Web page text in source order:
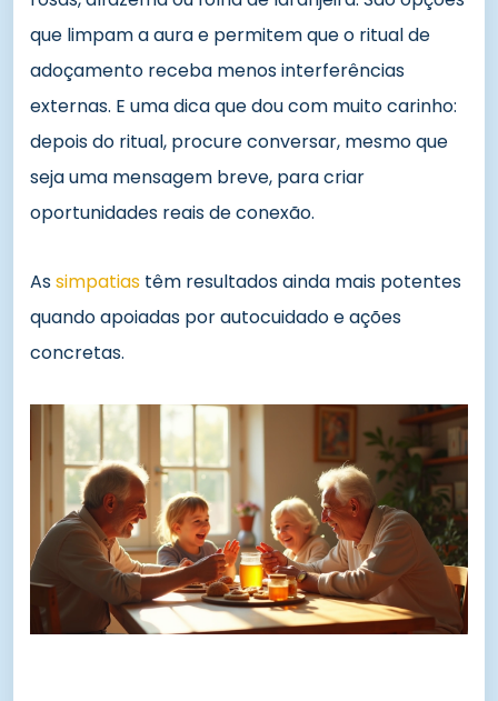
que limpam a aura e permitem que o ritual de
adoçamento receba menos interferências
externas. E uma dica que dou com muito carinho:
depois do ritual, procure conversar, mesmo que
seja uma mensagem breve, para criar
oportunidades reais de conexão.
Assimpatias têm resultados ainda mais potentes
quando apoiadas por autocuidado e ações
concretas.